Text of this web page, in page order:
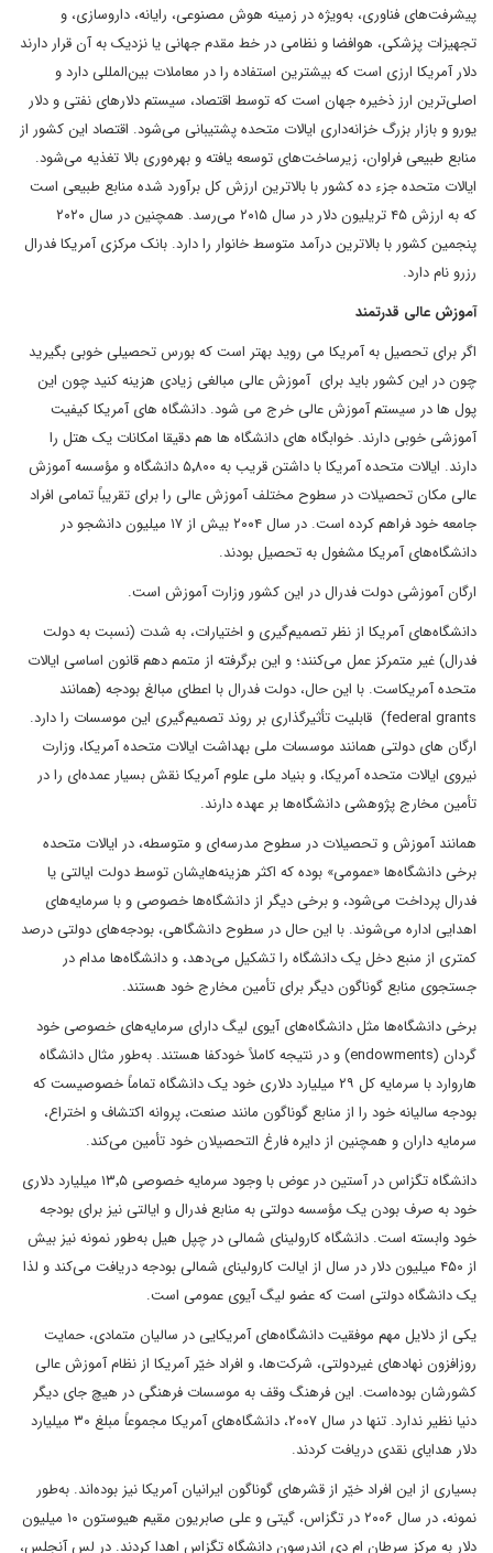
پیشرفت‌های فناوری، به‌ویژه در زمینه هوش مصنوعی، رایانه، داروسازی، و
تجهیزات پزشکی، هوافضا و نظامی در خط مقدم جهانی یا نزدیک به آن قرار دارند
دلار آمریکا ارزی است که بیشترین استفاده را در معاملات بین‌المللی دارد و
اصلی‌ترین ارز ذخیره جهان است که توسط اقتصاد، سیستم دلارهای نفتی و دلار
یورو و بازار بزرگ خزانه‌داری ایالات متحده پشتیبانی می‌شود. اقتصاد این کشور از
منابع طبیعی فراوان، زیرساخت‌های توسعه یافته و بهره‌وری بالا تغذیه می‌شود.
ایالات متحده جزء ده کشور با بالاترین ارزش کل برآورد شده منابع طبیعی است
که به ارزش ۴۵ تریلیون دلار در سال ۲۰۱۵ می‌رسد. همچنین در سال ۲۰۲۰
پنجمین کشور با بالاترین درآمد متوسط خانوار را دارد. بانک مرکزی آمریکا فدرال
رزرو نام دارد.
آموزش عالی قدرتمند
اگر برای تحصیل به آمریکا می روید بهتر است که بورس تحصیلی خوبی بگیرید
چون در این کشور باید برای آموزش عالی مبالغی زیادی هزینه کنید چون این
پول ها در سیستم آموزش عالی خرج می شود. دانشگاه های آمریکا کیفیت
آموزشی خوبی دارند. خوابگاه های دانشگاه ها هم دقیقا امکانات یک هتل را
دارند. ایالات متحده آمریکا با داشتن قریب به ۵٬۸۰۰ دانشگاه و مؤسسه آموزش
عالی مکان تحصیلات در سطوح مختلف آموزش عالی را برای تقریباً تمامی افراد
جامعه خود فراهم کرده ‌است. در سال ۲۰۰۴ بیش از ۱۷ میلیون دانشجو در
دانشگاه‌های آمریکا مشغول به تحصیل بودند.
ارگان آموزشی دولت فدرال در این کشور وزارت آموزش است.
دانشگاه‌های آمریکا از نظر تصمیم‌گیری و اختیارات، به شدت (نسبت به دولت
فدرال) غیر متمرکز عمل می‌کنند؛ و این برگرفته از متمم دهم قانون اساسی ایالات
متحده آمریکاست. با این حال، دولت فدرال با اعطای مبالغ بودجه (همانند
federal grants) قابلیت تأثیرگذاری بر روند تصمیم‌گیری این موسسات را دارد.
ارگان های دولتی همانند موسسات ملی بهداشت ایالات متحده آمریکا، وزارت
نیروی ایالات متحده آمریکا، و بنیاد ملی علوم آمریکا نقش بسیار عمده‌ای را در
تأمین مخارج پژوهشی دانشگاه‌ها بر عهده دارند.
همانند آموزش و تحصیلات در سطوح مدرسه‌ای و متوسطه، در ایالات متحده
برخی دانشگاه‌ها «عمومی» بوده که اکثر هزینه‌هایشان توسط دولت ایالتی یا
فدرال پرداخت می‌شود، و برخی دیگر از دانشگاه‌ها خصوصی و با سرمایه‌های
اهدایی اداره می‌شوند. با این حال در سطوح دانشگاهی، بودجه‌های دولتی درصد
کمتری از منبع دخل یک دانشگاه را تشکیل می‌دهد، و دانشگاه‌ها مدام در
جستجوی منابع گوناگون دیگر برای تأمین مخارج خود هستند.
برخی دانشگاه‌ها مثل دانشگاه‌های آیوی لیگ دارای سرمایه‌های خصوصی خود
گردان (endowments) و در نتیجه کاملاً خودکفا هستند. به‌طور مثال دانشگاه
هاروارد با سرمایه کل ۲۹ میلیارد دلاری خود یک دانشگاه تماماً خصوصیست که
بودجه سالیانه خود را از منابع گوناگون مانند صنعت، پروانه اکتشاف و اختراع،
سرمایه داران و همچنین از دایره فارغ التحصیلان خود تأمین می‌کند.
دانشگاه تگزاس در آستین در عوض با وجود سرمایه خصوصی ۱۳٬۵ میلیارد دلاری
خود به صرف بودن یک مؤسسه دولتی به منابع فدرال و ایالتی نیز برای بودجه
خود وابسته است. دانشگاه کارولینای شمالی در چپل هیل به‌طور نمونه نیز بیش
از ۴۵۰ میلیون دلار در سال از ایالت کارولینای شمالی بودجه دریافت می‌کند و لذا
یک دانشگاه دولتی است که عضو لیگ آیوی عمومی است.
یکی از دلایل مهم موفقیت دانشگاه‌های آمریکایی در سالیان متمادی، حمایت
روزافزون نهادهای غیردولتی، شرکت‌ها، و افراد خیّر آمریکا از نظام آموزش عالی
کشورشان بوده‌است. این فرهنگ وقف به موسسات فرهنگی در هیچ جای دیگر
دنیا نظیر ندارد. تنها در سال ۲۰۰۷، دانشگاه‌های آمریکا مجموعاً مبلغ ۳۰ میلیارد
دلار هدایای نقدی دریافت کردند.
بسیاری از این افراد خیّر از قشرهای گوناگون ایرانیان آمریکا نیز بوده‌اند. به‌طور
نمونه، در سال ۲۰۰۶ در تگزاس، گیتی و علی صابریون مقیم هیوستون ۱۰ میلیون
دلار به مرکز سرطان ام دی اندرسون دانشگاه تگزاس اهدا کردند. در لس آنجلس،